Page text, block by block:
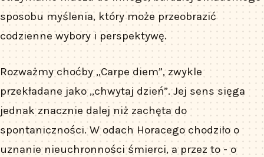
sposobu myślenia, który może przeobrazić
codzienne wybory i perspektywę.
Rozważmy choćby „Carpe diem”, zwykle
przekładane jako „chwytaj dzień”. Jej sens sięga
jednak znacznie dalej niż zachęta do
spontaniczności. W odach Horacego chodziło o
uznanie nieuchronności śmierci, a przez to - o